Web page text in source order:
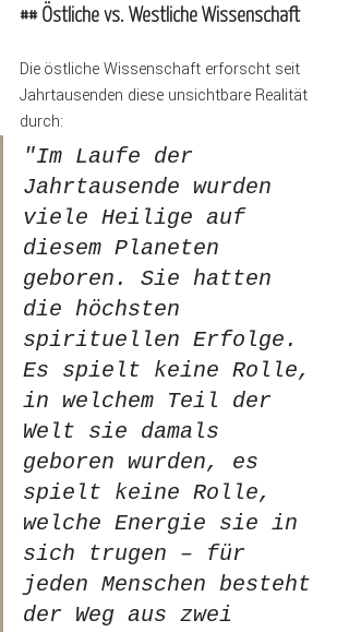
## Östliche vs. Westliche Wissenschaft
Die östliche Wissenschaft erforscht seit
Jahrtausenden diese unsichtbare Realität
durch:
"Im Laufe der
Jahrtausende wurden
viele Heilige auf
diesem Planeten
geboren. Sie hatten
die höchsten
spirituellen Erfolge.
Es spielt keine Rolle,
in welchem Teil der
Welt sie damals
geboren wurden, es
spielt keine Rolle,
welche Energie sie in
sich trugen – für
jeden Menschen besteht
der Weg aus zwei